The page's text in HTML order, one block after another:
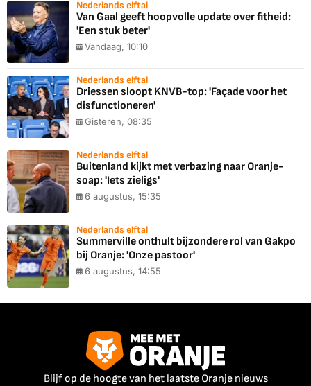
Nederlands elftal
Van Gaal geeft hoopvolle update over fitheid:
'Een stuk beter'
Vandaag, 10:10
Nederlands elftal
Driessen sloopt KNVB-top: 'Façade voor het
disfunctioneren'
Gisteren, 08:35
Nederlands elftal
Buitenland kijkt met verbazing naar Oranje-
soap: 'Iets zieligs'
6 augustus, 15:35
Nederlands elftal
Summerville onthult bijzondere rol van Gakpo
bij Oranje: 'Onze pastoor'
6 augustus, 14:55
Blijf op de hoogte van het laatste Oranje nieuws